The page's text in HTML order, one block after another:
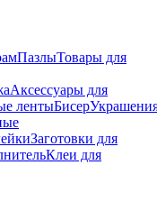
ПазлыТовары для
Аксессуары для
лентыБисер
Заготовки для
Клеи для